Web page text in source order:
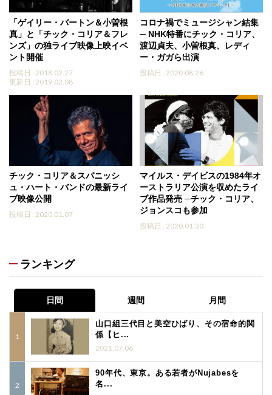
「ゲイリー・バートン＆小曽根
真」と「チック・コリア＆フレ
ンズ」の独ライブ映像上映イベ
ント開催
投稿日 : 2018.02.27
更新日 : 2019.02.08
コロナ禍でミュージシャン結集
─ NHK特番にチック・コリア、
渡辺貞夫、小曽根真、レディ
ー・ガガら出演
投稿日 : 2020.08.26
チック・コリア＆スパニッシ
ュ・ハート・バンドの最新ライ
ブ映像公開
投稿日 : 2020.01.07
マイルス・デイビスの1984年オ
ーストラリア公演を収めたライ
ブ作品発売 ─チック・コリア、
ジョンスコも参加
投稿日 : 2020.01.30
ランキング
日間 週間 月間
山口組三代目と美空ひばり、その宿命的関
係【ヒ...
2021.07.06
90年代、東京。ある若者がNujabesを
名...